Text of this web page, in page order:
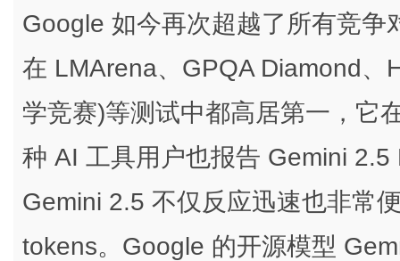
Google 如今再次超越了所有竞
在 LMArena、GPQA Diamond
学竞赛)等测试中都高居第一，它
种 AI 工具用户也报告 Gemini
Gemini 2.5 不仅反应迅速也非常
tokens。Google 的开源模型